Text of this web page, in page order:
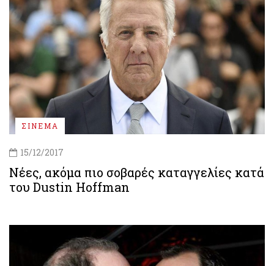
ΣΙΝΕΜΑ
15/12/2017
Νέες, ακόμα πιο σοβαρές καταγγελίες κατά
του Dustin Hoffman